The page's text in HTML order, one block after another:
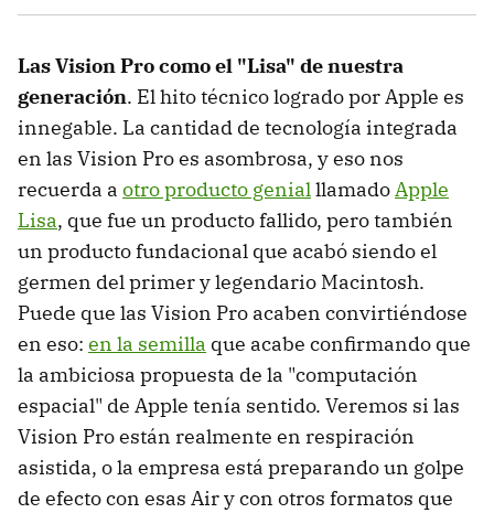
Las Vision Pro como el "Lisa" de nuestra
generación. El hito técnico logrado por Apple es
innegable. La cantidad de tecnología integrada
en las Vision Pro es asombrosa, y eso nos
recuerda a otro producto genialllamadoApple
Lisa, que fue un producto fallido, pero también
un producto fundacional que acabó siendo el
germen del primer y legendario Macintosh.
Puede que las Vision Pro acaben convirtiéndose
en eso: en la semilla que acabe confirmando que
la ambiciosa propuesta de la "computación
espacial" de Apple tenía sentido. Veremos si las
Vision Pro están realmente en respiración
asistida, o la empresa está preparando un golpe
de efecto con esas Air y con otros formatos que